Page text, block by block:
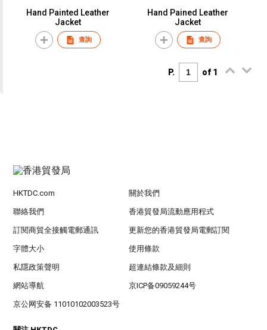
Hand Painted Leather
Jacket
查詢
Hand Pained Leather
Jacket
查詢
P. of 1
HKTDC.com 關於我們
聯絡我們 香港貿發局流動應用程式
訂閱商貿全接觸電郵通訊 更新您的香港貿發局電郵訂閱
字體大小 使用條款
私隱政策聲明 超連結條款及細則
網站導航 京ICP备09059244号
京公网安备 11010102003523号